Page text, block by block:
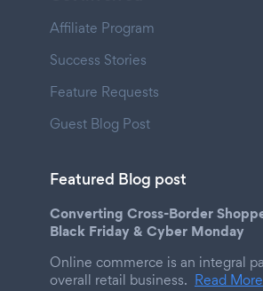
Affiliate Program
Success Stories
Feature Requests
Guest Blog Post
Featured Blog post
Converting Cross-Border
Black Friday & Cyber Monday
Online commerce is an integral
overall retail business. Read More